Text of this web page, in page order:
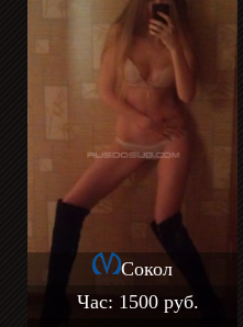
Сокол
Час: 1500 руб.